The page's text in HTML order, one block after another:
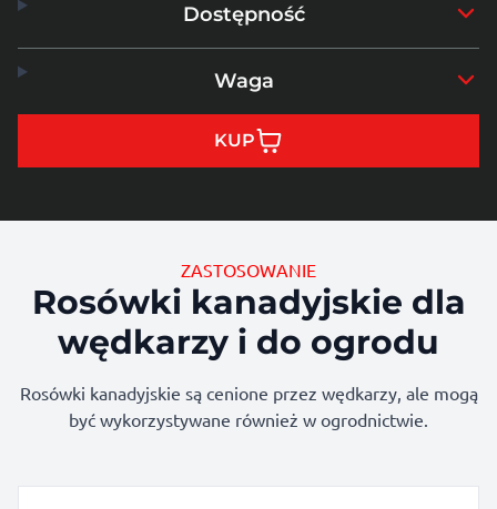
Dostępność
Waga
KUP
ZASTOSOWANIE
Rosówki kanadyjskie dla
wędkarzy i do ogrodu
Rosówki kanadyjskie są cenione przez wędkarzy, ale mogą
być wykorzystywane również w ogrodnictwie.